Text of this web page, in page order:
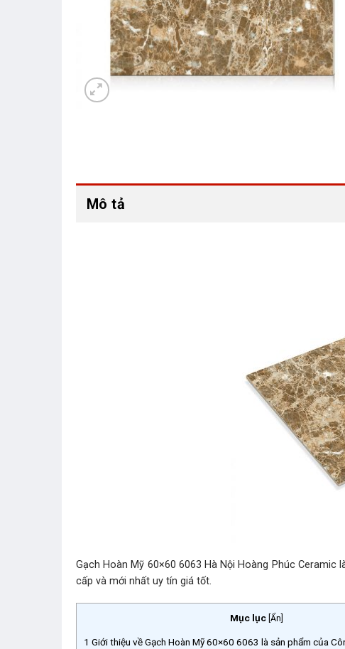
Mô tả
Gạch Hoàn Mỹ 60×60 6063 Hà Nội Hoàng Phúc
cấp và mới nhất uy tín giá tốt.
Mục lục Ẩn
1 Giới thiệu về Gạch Hoàn Mỹ 60×60 6063 là sản phẩm của